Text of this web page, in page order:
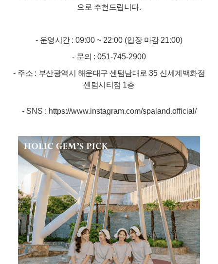
으로 추천드립니다.
- 운영시간 : 09:00 ~ 22:00 (입장 마감 21:00)
- 문의 : 051-745-2900
- 주소 : 부산광역시 해운대구 센텀남대로 35 신세계백화점
센텀시티점 1층
- SNS : https://www.instagram.com/spaland.official/